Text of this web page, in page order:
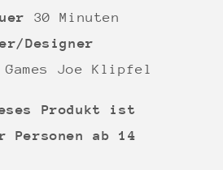
30 Minuten
Designer
Joe Klipfel
Produkt ist
Personen ab 14